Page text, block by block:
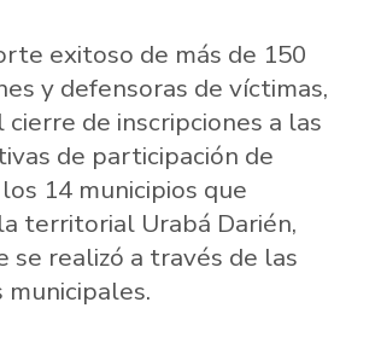
exitoso de más de 150
y defensoras de víctimas,
cierre de inscripciones a las
de participación de
14 municipios que
territorial Urabá Darién,
se realizó a través de las